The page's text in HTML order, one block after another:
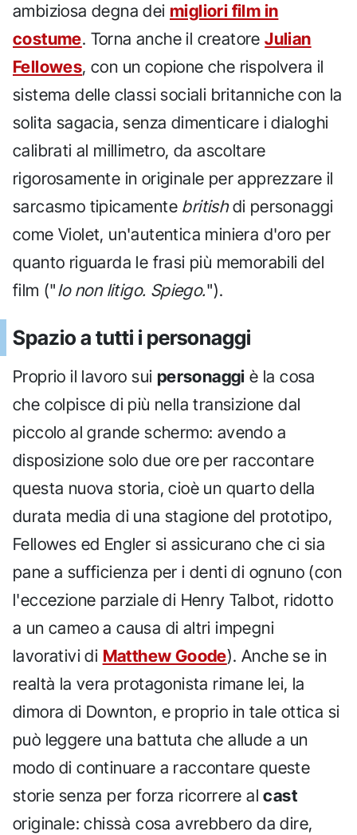
ambiziosa degna dei migliori film in
costume. Torna anche il creatoreJulian
Fellowes, con un copione che rispolvera il
sistema delle classi sociali britanniche con la
solita sagacia, senza dimenticare i dialoghi
calibrati al millimetro, da ascoltare
rigorosamente in originale per apprezzare il
sarcasmo tipicamente britishdi personaggi
come Violet, un'autentica miniera d'oro per
quanto riguarda le frasi più memorabili del
film ("Io non litigo. Spiego.").
Spazio a tutti i personaggi
Proprio il lavoro sui personaggi è la cosa
che colpisce di più nella transizione dal
piccolo al grande schermo: avendo a
disposizione solo due ore per raccontare
questa nuova storia, cioè un quarto della
durata media di una stagione del prototipo,
Fellowes ed Engler si assicurano che ci sia
pane a sufficienza per i denti di ognuno (con
l'eccezione parziale di Henry Talbot, ridotto
a un cameo a causa di altri impegni
lavorativi di Matthew Goode). Anche se in
realtà la vera protagonista rimane lei, la
dimora di Downton, e proprio in tale ottica si
può leggere una battuta che allude a un
modo di continuare a raccontare queste
storie senza per forza ricorrere alcast
originale: chissà cosa avrebbero da dire,